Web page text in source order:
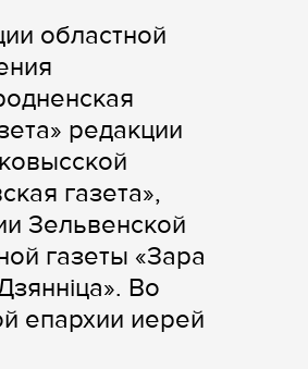
областной
редакции
газета»,
Зельвенской
газеты «Зара
Во
епархии иерей